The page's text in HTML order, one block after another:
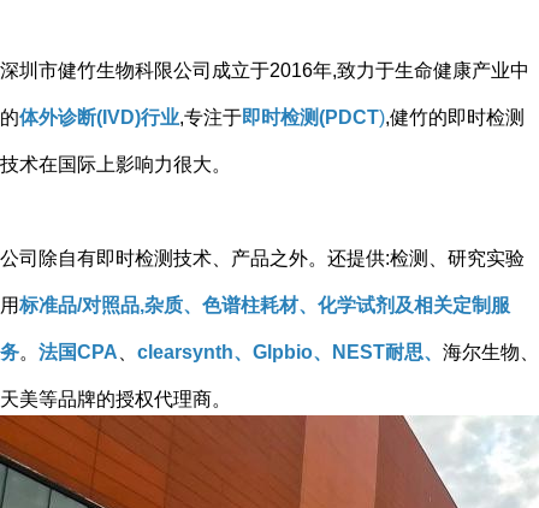
深圳市健竹生物科限公司成立于2016年,致力于生命健康产业中
的体外诊断(IVD)行业,专注于即时检测(PDCT),健竹的即时检测
技术在国际上影响力很大。
公司除自有即时检测技术、产品之外。还提供:检测、研究实验
用标准品/对照品,杂质、色谱柱耗材、化学试剂及相关定制服
务。 法国CPA clearsynth、Glpbio、NEST耐思、 海尔生物、
天美等品牌的授权代理商。